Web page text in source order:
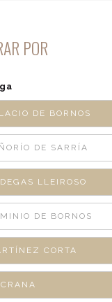
POR
DE BORNOS
DE SARRÍA
LLEIROSO
DE BORNOS
CORTA